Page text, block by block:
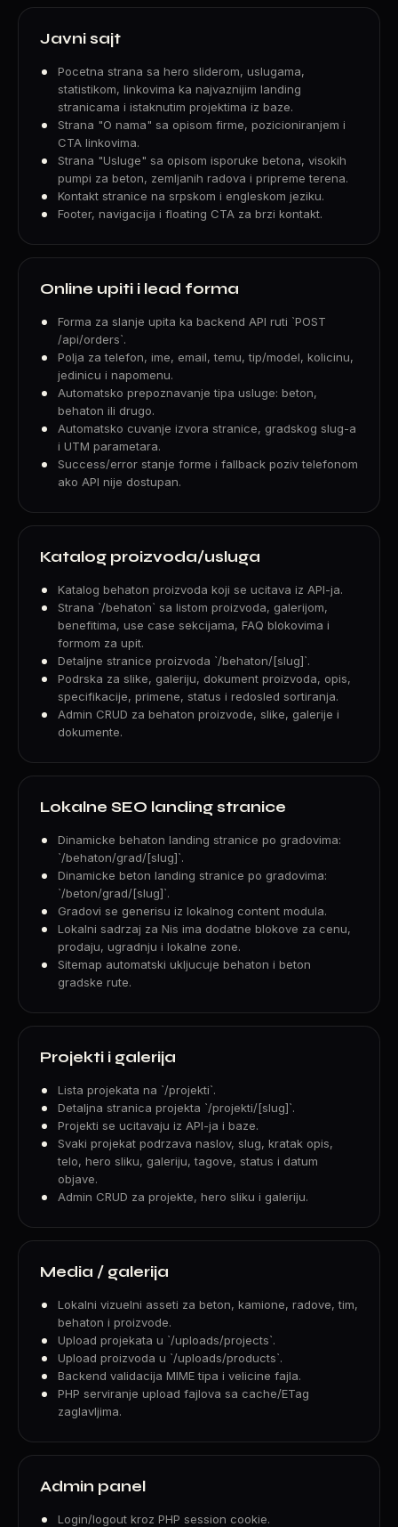
Javni sajt
Pocetna strana sa hero sliderom, uslugama,
statistikom, linkovima ka najvaznijim landing
stranicama i istaknutim projektima iz baze.
Strana "O nama" sa opisom firme, pozicioniranjem i
CTA linkovima.
Strana "Usluge" sa opisom isporuke betona, visokih
pumpi za beton, zemljanih radova i pripreme terena.
Kontakt stranice na srpskom i engleskom jeziku.
Footer, navigacija i floating CTA za brzi kontakt.
Online upiti i lead forma
Forma za slanje upita ka backend API ruti `POST
/api/orders`.
Polja za telefon, ime, email, temu, tip/model, kolicinu,
jedinicu i napomenu.
Automatsko prepoznavanje tipa usluge: beton,
behaton ili drugo.
Automatsko cuvanje izvora stranice, gradskog slug-a
i UTM parametara.
Success/error stanje forme i fallback poziv telefonom
ako API nije dostupan.
Katalog proizvoda/usluga
Katalog behaton proizvoda koji se ucitava iz API-ja.
Strana `/behaton` sa listom proizvoda, galerijom,
benefitima, use case sekcijama, FAQ blokovima i
formom za upit.
Detaljne stranice proizvoda `/behaton/[slug]`.
Podrska za slike, galeriju, dokument proizvoda, opis,
specifikacije, primene, status i redosled sortiranja.
Admin CRUD za behaton proizvode, slike, galerije i
dokumente.
Lokalne SEO landing stranice
Dinamicke behaton landing stranice po gradovima:
`/behaton/grad/[slug]`.
Dinamicke beton landing stranice po gradovima:
`/beton/grad/[slug]`.
Gradovi se generisu iz lokalnog content modula.
Lokalni sadrzaj za Nis ima dodatne blokove za cenu,
prodaju, ugradnju i lokalne zone.
Sitemap automatski ukljucuje behaton i beton
gradske rute.
Projekti i galerija
Lista projekata na `/projekti`.
Detaljna stranica projekta `/projekti/[slug]`.
Projekti se ucitavaju iz API-ja i baze.
Svaki projekat podrzava naslov, slug, kratak opis,
telo, hero sliku, galeriju, tagove, status i datum
objave.
Admin CRUD za projekte, hero sliku i galeriju.
Media / galerija
Lokalni vizuelni asseti za beton, kamione, radove, tim,
behaton i proizvode.
Upload projekata u `/uploads/projects`.
Upload proizvoda u `/uploads/products`.
Backend validacija MIME tipa i velicine fajla.
PHP serviranje upload fajlova sa cache/ETag
zaglavljima.
Admin panel
Login/logout kroz PHP session cookie.